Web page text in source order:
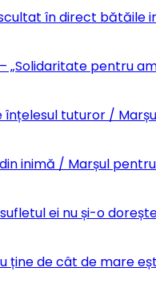
în direct bătăile
pentru
tuturor /
inimă / Marșul
ei nu și-o
ține de cât de mare